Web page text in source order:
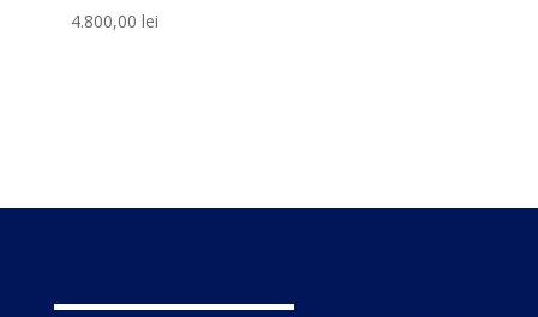
4.800,00 lei